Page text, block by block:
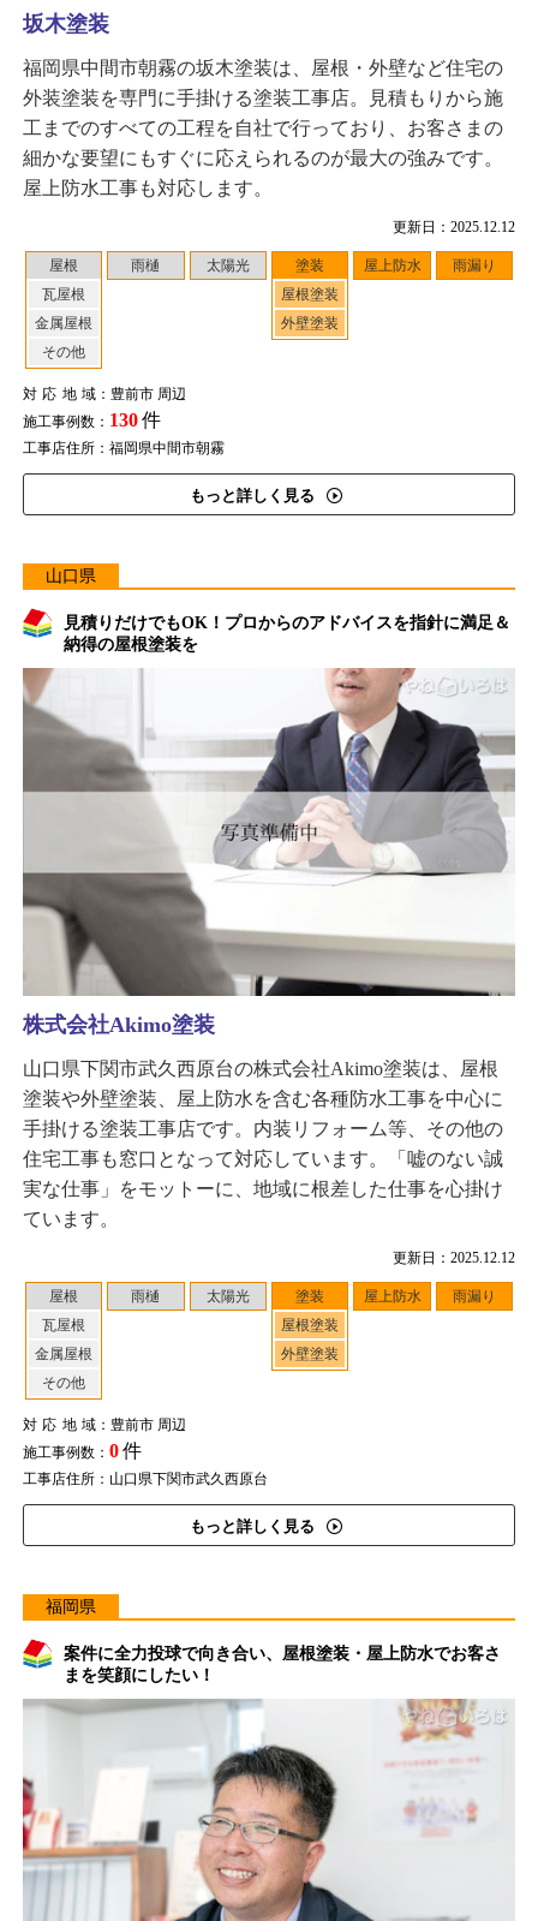
更新日：2025.12.12
屋根
瓦屋根
金属屋根
その他
雨樋 太陽光
塗装
屋根塗装
外壁塗装
屋上防水 雨漏り
対応地域：豊前市 周辺
施工事例数： 130件
工事店住所：福岡県中間市朝霧
もっと詳しく見る
坂木塗装
福岡県中間市朝霧の坂木塗装は、屋根・外壁など住宅の
外装塗装を専門に手掛ける塗装工事店。見積もりから施
工までのすべての工程を自社で行っており、お客さまの
細かな要望にもすぐに応えられるのが最大の強みです。
屋上防水工事も対応します。
山口県
見積りだけでもOK！プロからのアドバイスを指針に満足＆
納得の屋根塗装を
更新日：2025.12.12
屋根
瓦屋根
金属屋根
その他
雨樋 太陽光
塗装
屋根塗装
外壁塗装
屋上防水 雨漏り
対応地域：豊前市 周辺
施工事例数： 0件
工事店住所：山口県下関市武久西原台
もっと詳しく見る
株式会社Akimo塗装
山口県下関市武久西原台の株式会社Akimo塗装は、屋根
塗装や外壁塗装、屋上防水を含む各種防水工事を中心に
手掛ける塗装工事店です。内装リフォーム等、その他の
住宅工事も窓口となって対応しています。「嘘のない誠
実な仕事」をモットーに、地域に根差した仕事を心掛け
ています。
福岡県
案件に全力投球で向き合い、屋根塗装・屋上防水でお客さ
まを笑顔にしたい！